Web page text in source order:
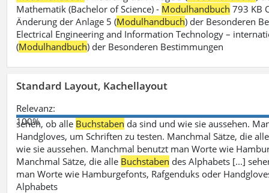
Mathematik (Bachelor of Science) - Modulhandbuch 793 KB
Änderung der Anlage 5 (Modulhandbuch) der Besonderen
Electrical Engineering and Information Technology –
(Modulhandbuch) der Besonderen Bestimmungen
Standard Layout, Kachellayout
Relevanz:
100%
sehen, ob alle Buchstaben da sind und wie sie aussehen.
Handgloves, um Schriften zu testen. Manchmal Sätze, die
wie sie aussehen. Manchmal benutzt man Worte wie
Manchmal Sätze, die alle Buchstaben des Alphabets [...]
man Worte wie Hamburgefonts, Rafgenduks oder
Alphabets